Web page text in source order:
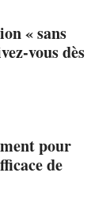
« sans
vous dès
pour
de